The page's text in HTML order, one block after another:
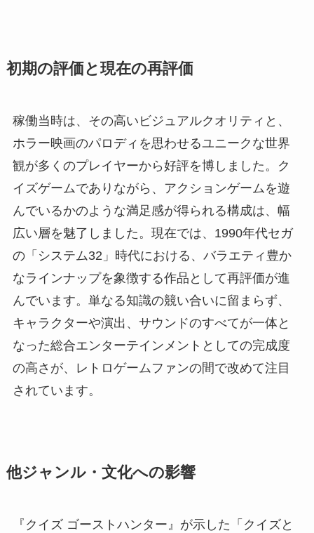
初期の評価と現在の再評価
稼働当時は、その高いビジュアルクオリティと、
ホラー映画のパロディを思わせるユニークな世界
観が多くのプレイヤーから好評を博しました。ク
イズゲームでありながら、アクションゲームを遊
んでいるかのような満足感が得られる構成は、幅
広い層を魅了しました。現在では、1990年代セガ
の「システム32」時代における、バラエティ豊か
なラインナップを象徴する作品として再評価が進
んでいます。単なる知識の競い合いに留まらず、
キャラクターや演出、サウンドのすべてが一体と
なった総合エンターテインメントとしての完成度
の高さが、レトロゲームファンの間で改めて注目
されています。
他ジャンル・文化への影響
『クイズ ゴーストハンター』が示した「クイズと